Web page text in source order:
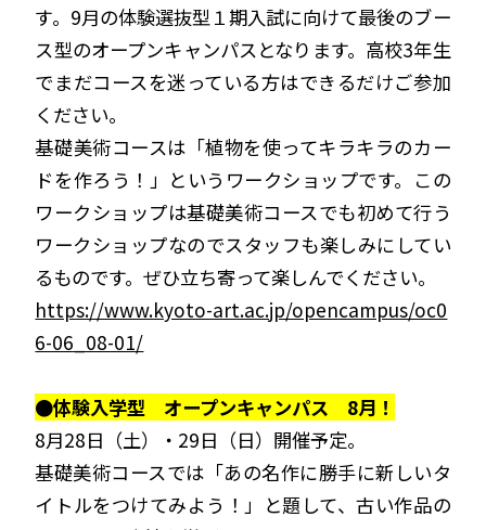
す。9月の体験選抜型１期入試に向けて最後のブー
ス型のオープンキャンパスとなります。高校3年生
でまだコースを迷っている方はできるだけご参加
ください。
基礎美術コースは「植物を使ってキラキラのカー
ドを作ろう！」というワークショップです。この
ワークショップは基礎美術コースでも初めて行う
ワークショップなのでスタッフも楽しみにしてい
るものです。ぜひ立ち寄って楽しんでください。
https://www.kyoto-art.ac.jp/opencampus/oc0
6-06_08-01/
●体験入学型 オープンキャンパス 8月！
8月28日（土）・29日（日）開催予定。
基礎美術コースでは「あの名作に勝手に新しいタ
イトルをつけてみよう！」と題して、古い作品の